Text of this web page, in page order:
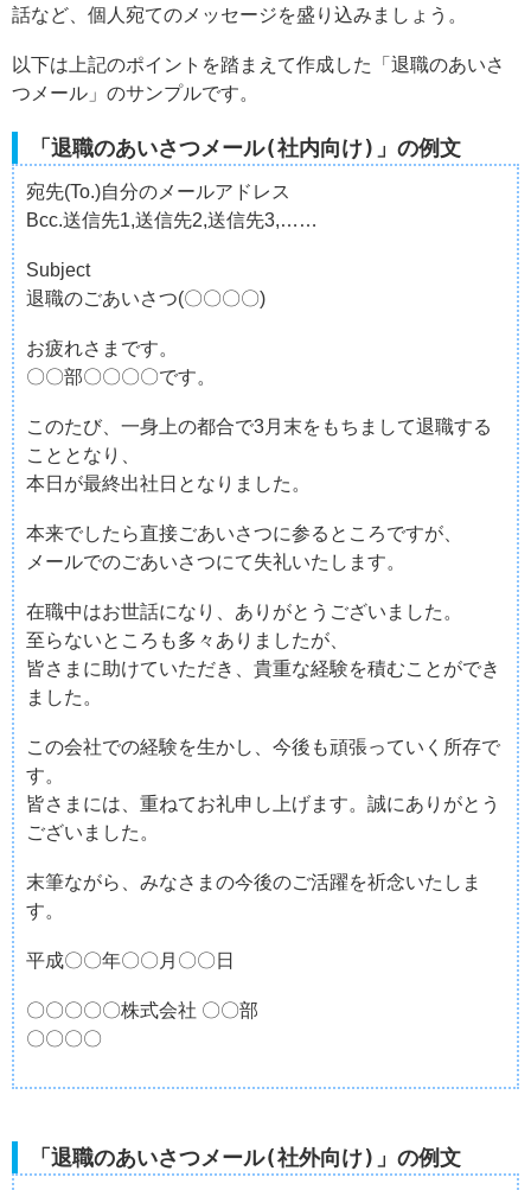
話など、個人宛てのメッセージを盛り込みましょう。
以下は上記のポイントを踏まえて作成した「退職のあいさ
つメール」のサンプルです。
「退職のあいさつメール(社内向け)」の例文
宛先(To.)自分のメールアドレス
Bcc.送信先1,送信先2,送信先3,……
Subject
退職のごあいさつ(〇〇〇〇)
お疲れさまです。
〇〇部〇〇〇〇です。
このたび、一身上の都合で3月末をもちまして退職する
こととなり、
本日が最終出社日となりました。
本来でしたら直接ごあいさつに参るところですが、
メールでのごあいさつにて失礼いたします。
在職中はお世話になり、ありがとうございました。
至らないところも多々ありましたが、
皆さまに助けていただき、貴重な経験を積むことができ
ました。
この会社での経験を生かし、今後も頑張っていく所存で
す。
皆さまには、重ねてお礼申し上げます。誠にありがとう
ございました。
末筆ながら、みなさまの今後のご活躍を祈念いたしま
す。
平成〇〇年〇〇月〇〇日
〇〇〇〇〇株式会社 〇〇部
〇〇〇〇
「退職のあいさつメール(社外向け)」の例文